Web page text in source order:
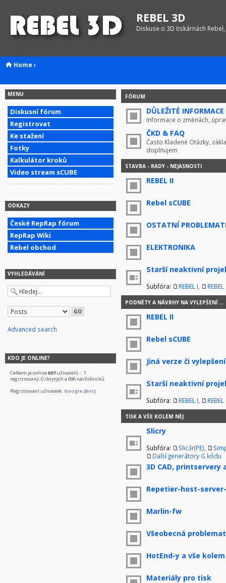
REBEL 3D
Diskuse o 3D tiskárnách
Home ‹
MENU
Diskusní fórum
Registrovat
Ke stažení
Fotky
Kalkulátor kroků
Video stream sCUBE
ODKAZY
České RepRap fórum
RepRap Wiki
Rebel obchod
VYHLEDÁVÁNÍ
Advanced search
KDO JE ONLINE?
Celkem je online697uživatelů :: 1
registrovaný, 0 skrytých a 696 návštěvníků
Registrovaní uživatelé: Google [Bot]
FÓRUM
DŮLEŽITÉ INFORMACE
Informace o změnách,
ČKD & FAQ
Často Kladené Otázky,
doplňujem
STAVBA - RADY - NEJASNOSTI
REBEL II
Rebel sCUBE
OSTATNÍ
ELEKTRONIKA
Starší neaktivní
Subfóra: REBEL I REBEL
PODNĚTY A NÁVRHY NA VYLEPŠENÍ ...
REBEL II
Rebel sCUBE
Jiná verze či
Starší neaktivní
Subfóra: REBEL I REBEL
TISK A VŠE KOLEM NĚJ
Slicry
Subfóra: Slic3r(PE)
Další generátory G kódu
3D CAD, printservery
Repetier-host-
Marlin-fw
Všeobecná
HotEnd-y a vše kolem
Materiály pro tisk